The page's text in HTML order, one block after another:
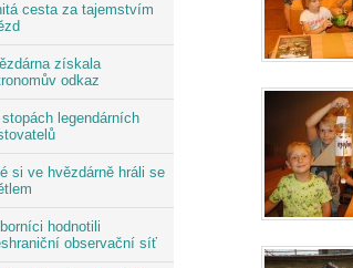
cesta za tajemstvím
získala
odkaz
stopách legendárních
si ve hvězdárně hráli se
hodnotili
observační síť